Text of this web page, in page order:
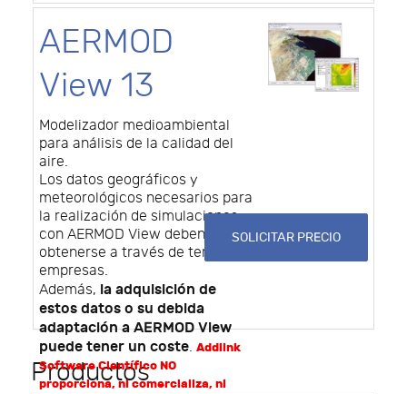
AERMOD
View 13
Modelizador medioambiental
para análisis de la calidad del
aire.
Los datos geográficos y
meteorológicos necesarios para
la realización de simulaciones
con AERMOD View deben
obtenerse a través de terceras
empresas.
Además, la adquisición de
estos datos o su debida
adaptación a AERMOD View
puede tener un coste. Addlink
Software Científico NO
proporciona, ni comercializa, ni
SOLICITAR PRECIO
Productos